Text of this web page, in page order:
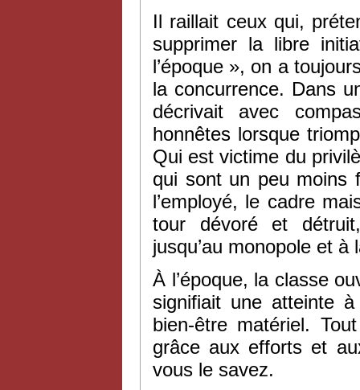
Il raillait ceux qui,
supprimer la libre
l’époque », on a
la concurrence. Dans
décrivait avec
honnêtes lorsque
Qui est victime du
qui sont un peu moins
l’employé, le cadre
tour dévoré et
jusqu’au monopole et
À l’époque, la classe
signifiait une atteinte
bien-être matériel.
grâce aux efforts et
vous le savez.